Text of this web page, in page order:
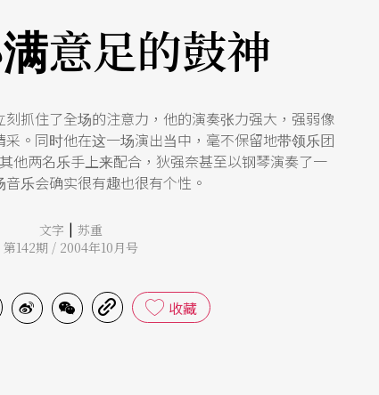
意足的鼓神
抓住了全场的注意力，他的演奏张力强大，强弱像
。同时他在这一场演出当中，毫不保留地带领乐团
他两名乐手上来配合，狄强奈甚至以钢琴演奏了一
音乐会确实很有趣也很有个性。
文字 | 苏重
第142期 / 2004年10月号
收藏